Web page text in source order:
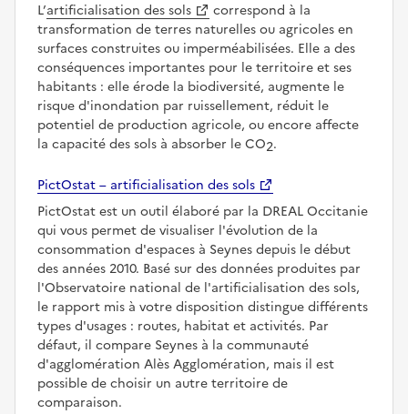
L’artificialisation des sols
correspond à la
transformation de terres naturelles ou agricoles en
surfaces construites ou imperméabilisées. Elle a des
conséquences importantes pour le territoire et ses
habitants : elle érode la biodiversité, augmente le
risque d'inondation par ruissellement, réduit le
potentiel de production agricole, ou encore affecte
la capacité des sols à absorber le CO2.
PictOstat – artificialisation des sols
PictOstat est un outil élaboré par la DREAL Occitanie
qui vous permet de visualiser l'évolution de la
consommation d'espaces à Seynes depuis le début
des années 2010. Basé sur des données produites par
l'Observatoire national de l'artificialisation des sols,
le rapport mis à votre disposition distingue différents
types d'usages : routes, habitat et activités. Par
défaut, il compare Seynes à la communauté
d'agglomération Alès Agglomération, mais il est
possible de choisir un autre territoire de
comparaison.